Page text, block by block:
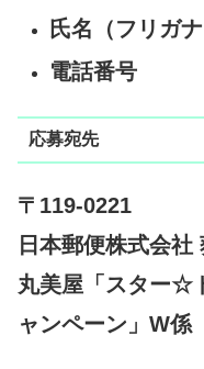
氏名（フリガナ
電話番号
応募宛先
〒119-0221
日本郵便株式会社
丸美屋「スター☆
ャンペーン」W係